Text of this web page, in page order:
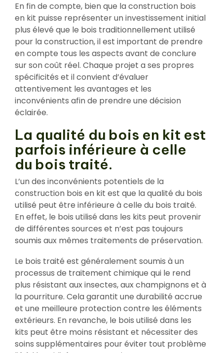
En fin de compte, bien que la construction bois
en kit puisse représenter un investissement initial
plus élevé que le bois traditionnellement utilisé
pour la construction, il est important de prendre
en compte tous les aspects avant de conclure
sur son coût réel. Chaque projet a ses propres
spécificités et il convient d’évaluer
attentivement les avantages et les
inconvénients afin de prendre une décision
éclairée.
La qualité du bois en kit est
parfois inférieure à celle
du bois traité.
L’un des inconvénients potentiels de la
construction bois en kit est que la qualité du bois
utilisé peut être inférieure à celle du bois traité.
En effet, le bois utilisé dans les kits peut provenir
de différentes sources et n’est pas toujours
soumis aux mêmes traitements de préservation.
Le bois traité est généralement soumis à un
processus de traitement chimique qui le rend
plus résistant aux insectes, aux champignons et à
la pourriture. Cela garantit une durabilité accrue
et une meilleure protection contre les éléments
extérieurs. En revanche, le bois utilisé dans les
kits peut être moins résistant et nécessiter des
soins supplémentaires pour éviter tout problème